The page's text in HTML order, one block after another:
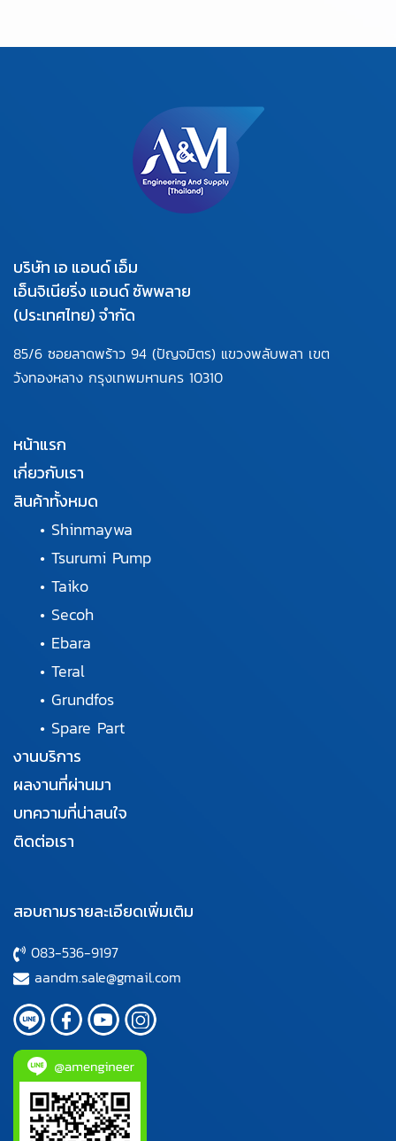
บริษัท เอ แอนด์ เอ็ม
เอ็นจิเนียริ่ง แอนด์ ซัพพลาย
(ประเทศไทย) จำกัด
85/6 ซอยลาดพร้าว 94 (ปัญจมิตร) แขวงพลับพลา เขต
วังทองหลาง กรุงเทพมหานคร 10310
หน้าแรก
เกี่ยวกับเรา
สินค้าทั้งหมด
• Shinmaywa
• Tsurumi Pump
• Taiko
• Secoh
• Ebara
• Teral
• Grundfos
• Spare Part
งานบริการ
ผลงานที่ผ่านมา
บทความที่น่าสนใจ
ติดต่อเรา
สอบถามรายละเอียดเพิ่มเติม
083-536-9197
aandm.sale@gmail.com